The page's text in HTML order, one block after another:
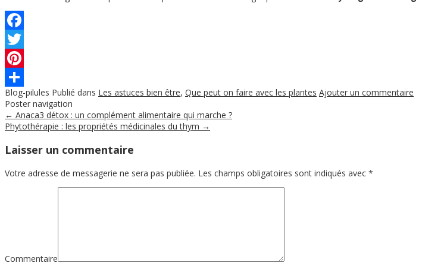
Facebook
Twitter
Pinterest
Partager
Blog-pilules Publié dans Les astuces bien être, Que peut on faire avec les plantes Ajouter un commentaire
Poster navigation
← Anaca3 détox : un complément alimentaire qui marche ?
Phytothérapie : les propriétés médicinales du thym →
Laisser un commentaire
Votre adresse de messagerie ne sera pas publiée. Les champs obligatoires sont indiqués avec *
Commentaire